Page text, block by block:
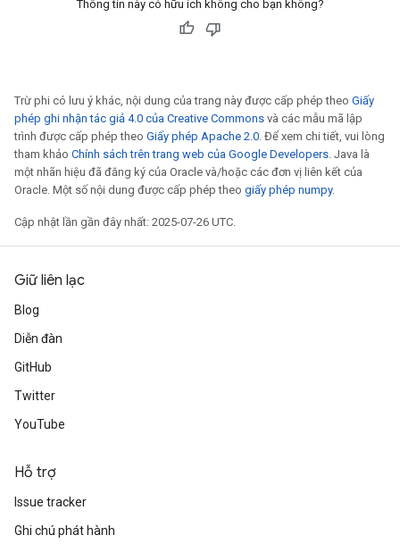
Thông tin này có hữu ích không cho bạn không?
Trừ phi có lưu ý khác, nội dung của trang này được cấp phép theo Giấy
phép ghi nhận tác giả 4.0 của Creative Commons và các mẫu mã lập
trình được cấp phép theo Giấy phép Apache 2.0. Để xem chi tiết, vui lòng
tham khảo Chính sách trên trang web của Google Developers. Java là
một nhãn hiệu đã đăng ký của Oracle và/hoặc các đơn vị liên kết của
Oracle. Một số nội dung được cấp phép theo giấy phép numpy.
Cập nhật lần gần đây nhất: 2025-07-26 UTC.
Giữ liên lạc
Blog
Diễn đàn
GitHub
Twitter
YouTube
Hỗ trợ
Issue tracker
Ghi chú phát hành